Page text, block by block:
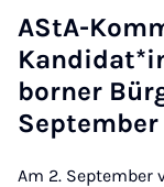
AStA-
borner
Septem­ber
Am 2. September